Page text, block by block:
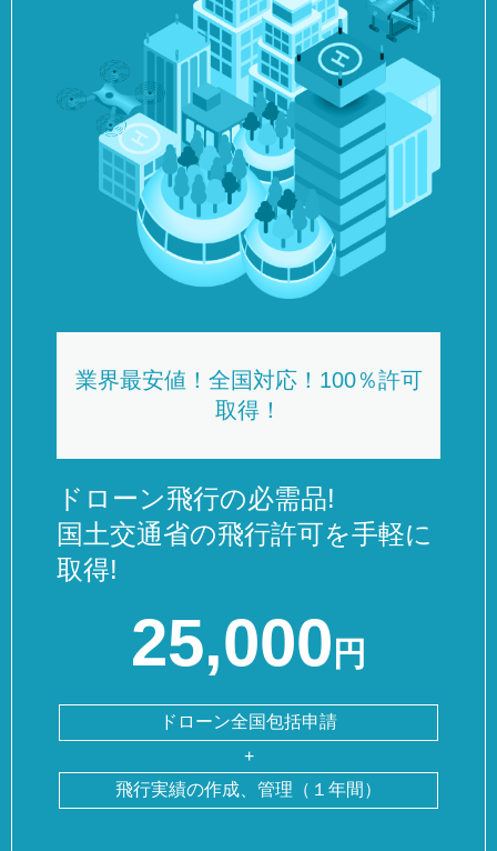
業界最安値！全国対応！100％許可
取得！
ドローン飛行の必需品!
国土交通省の飛行許可を手軽に
取得!
25,000 円
ドローン全国包括申請
+
飛行実績の作成、管理（１年間）